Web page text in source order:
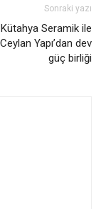
Sonraki yazı
Seramik ile
Yapı’dan dev
güç birliği